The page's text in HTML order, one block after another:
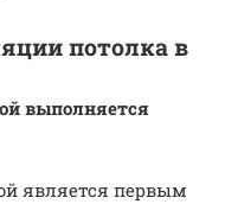
потолка в
выполняется
является первым